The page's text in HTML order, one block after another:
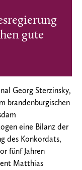
gute
Georg Sterzinsky,
brandenburgischen
eine Bilanz der
des Konkordats,
fünf Jahren
Matthias